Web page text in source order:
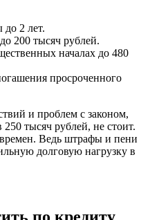
2 лет.
200 тысяч рублей.
началах до 480
просроченного
и проблем с законом,
тысяч рублей, не стоит.
Ведь штрафы и пени
долговую нагрузку в
по кредиту